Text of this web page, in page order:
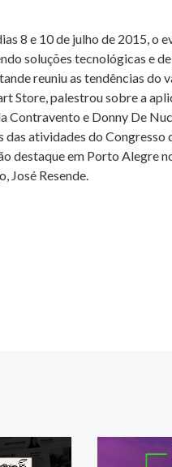
8 e 10 de julho de 2015, o
soluções tecnológicas e
reuniu as tendências do
Store, palestrou sobre a
Contravento e Donny De
atividades do Congresso
destaque em Porto Alegre
José Resende.